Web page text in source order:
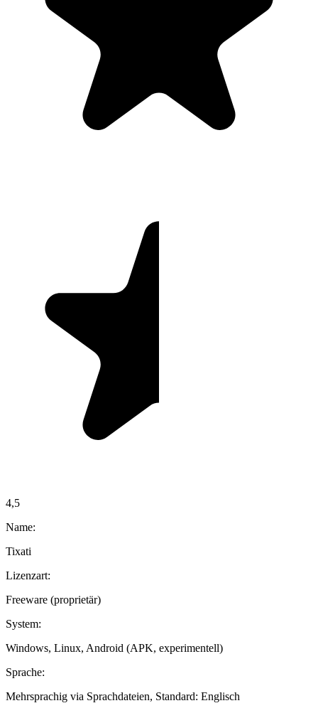
4,5
Name:
Tixati
Lizenzart:
Freeware (proprietär)
System:
Windows, Linux, Android (APK, experimentell)
Sprache:
Mehrsprachig via Sprachdateien, Standard: Englisch